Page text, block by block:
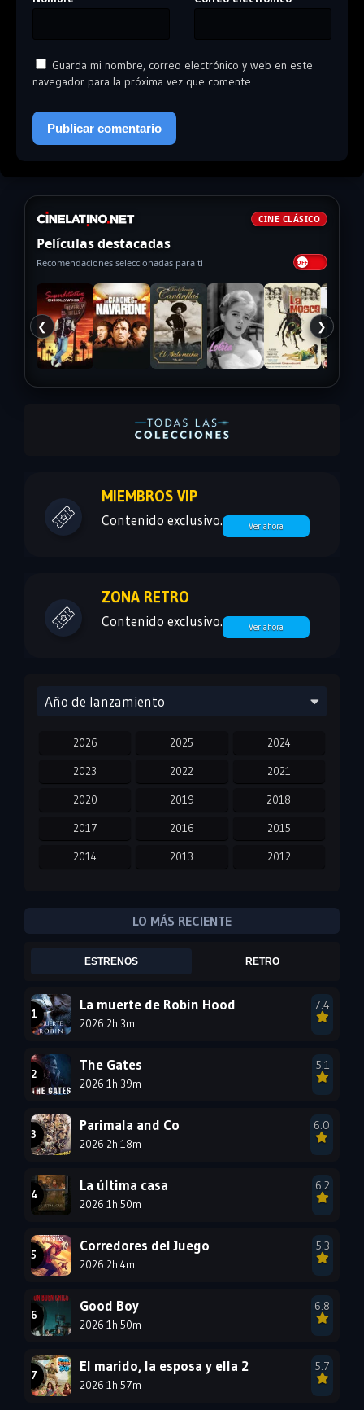
Guarda mi nombre, correo electrónico y web en este
navegador para la próxima vez que comente.
CINE CLÁSICO
Películas destacadas
Recomendaciones seleccionadas para ti
❮ ❯
MIEMBROS VIP
Contenido exclusivo. Ver ahora
ZONA RETRO
Contenido exclusivo. Ver ahora
Año de lanzamiento
2026 2025 2024
2023 2022 2021
2020 2019 2018
2017 2016 2015
2014 2013 2012
2007
1999 1998
1996
1990
1984
1978
LO MÁS RECIENTE
ESTRENOS RETRO
La muerte de Robin Hood
2026 2h 3m
7.4
The Gates
2026 1h 39m
5.1
Parimala and Co
2026 2h 18m
6.0
La última casa
2026 1h 50m
6.2
Corredores del Juego
2026 2h 4m
5.3
Good Boy
2026 1h 50m
6.8
El marido, la esposa y ella 2
2026 1h 57m
5.7